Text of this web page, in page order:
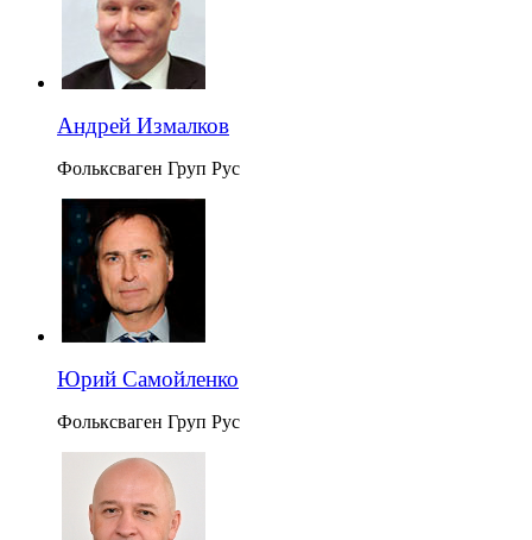
Андрей Измалков
Фольксваген Груп Рус
Юрий Самойленко
Фольксваген Груп Рус